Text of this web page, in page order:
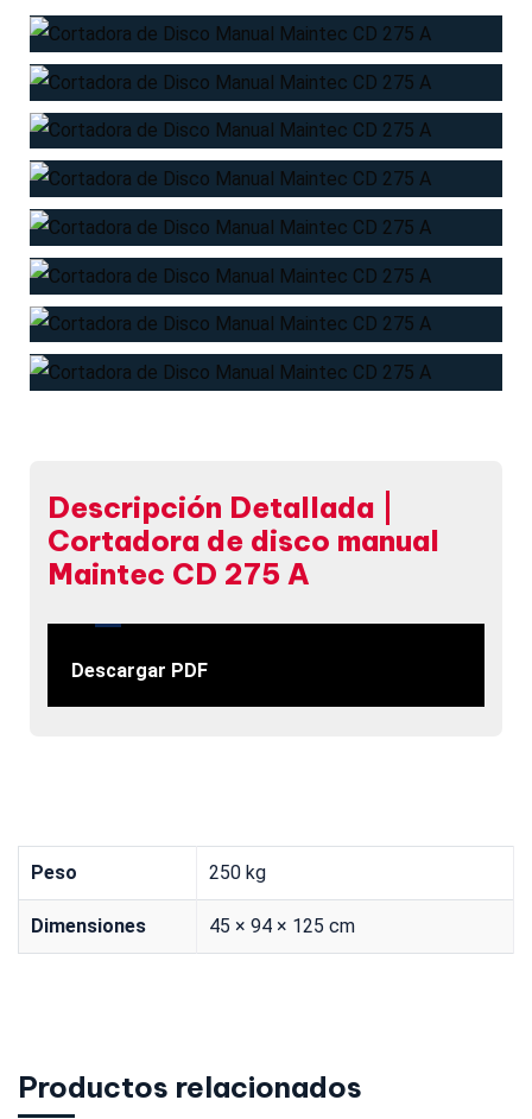
Descripción Detallada |
Cortadora de disco manual
Maintec CD 275 A
Descargar PDF
Peso 250 kg
Dimensiones 45 × 94 × 125 cm
Productos relacionados